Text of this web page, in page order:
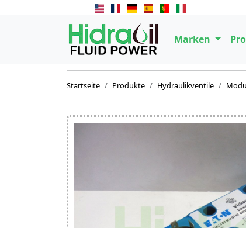
Marken
Startseite Produkte Hydraulikventile